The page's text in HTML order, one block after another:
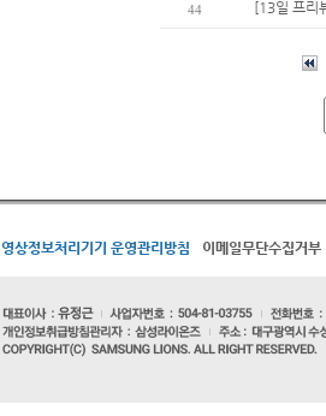
44 [13일 프리
영상정보처리기기 운영관리방침 이메일무단수집거부